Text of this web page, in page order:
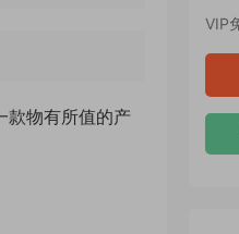
款物有所值的产
VIP